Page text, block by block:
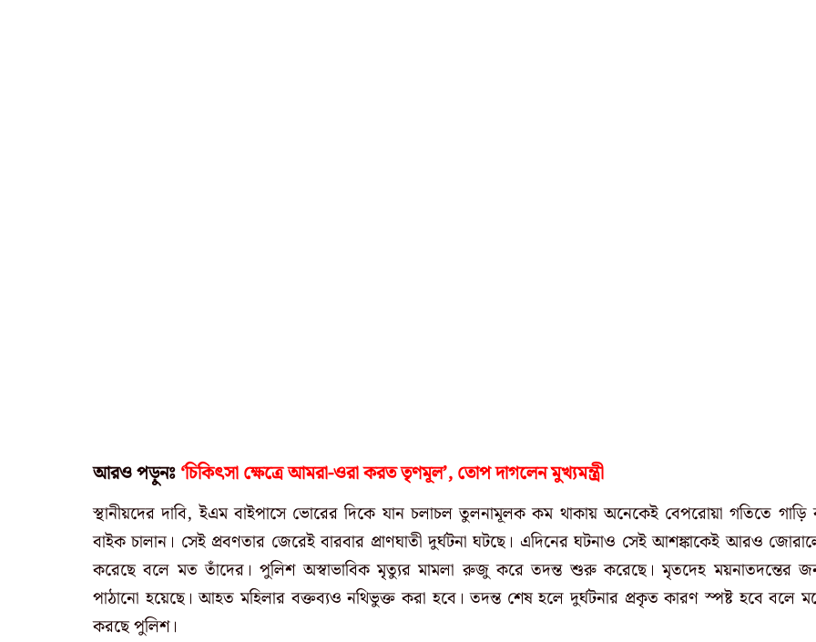
আরও পড়ুনঃ‘চিকিৎসা ক্ষেত্রে আমরা-ওরা করত তৃণমূল’, তোপ দাগলেন মুখ্যমন্ত্রী
স্থানীয়দের দাবি, ইএম বাইপাসে ভোরের দিকে যান চলাচল তুলনামূলক কম থাকায় অনেকেই বেপরোয়া গতিতে গাড়ি
বাইক চালান। সেই প্রবণতার জেরেই বারবার প্রাণঘাতী দুর্ঘটনা ঘটছে। এদিনের ঘটনাও সেই আশঙ্কাকেই আরও
করেছে বলে মত তাঁদের। পুলিশ অস্বাভাবিক মৃত্যুর মামলা রুজু করে তদন্ত শুরু করেছে। মৃতদেহ ময়নাতদন্তের
পাঠানো হয়েছে। আহত মহিলার বক্তব্যও নথিভুক্ত করা হবে। তদন্ত শেষ হলে দুর্ঘটনার প্রকৃত কারণ স্পষ্ট হবে বলে
করছে পুলিশ।